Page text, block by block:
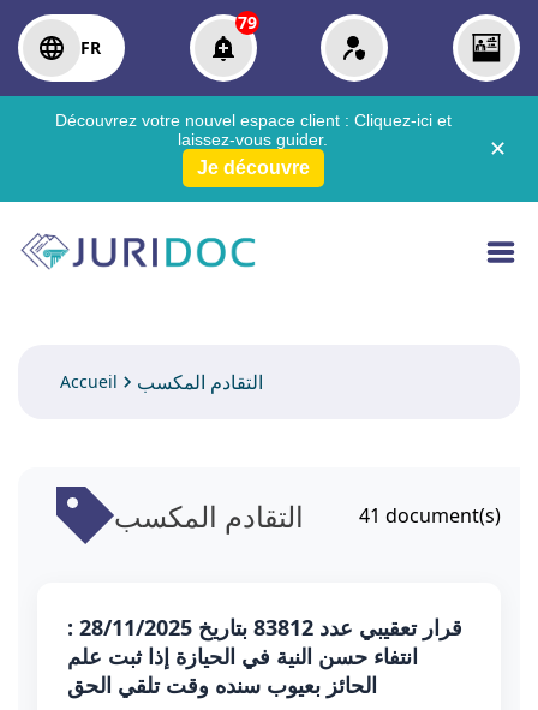
FR
79
Découvrez votre nouvel espace client : Cliquez-ici et
laissez-vous guider.
Je découvre
✕
Accueil التقادم المكسب
التقادم المكسب 41 document(s)
قرار تعقيبي عدد 83812 بتاريخ 28/11/2025 :
انتفاء حسن النية في الحيازة إذا ثبت علم
الحائز بعيوب سنده وقت تلقي الحق